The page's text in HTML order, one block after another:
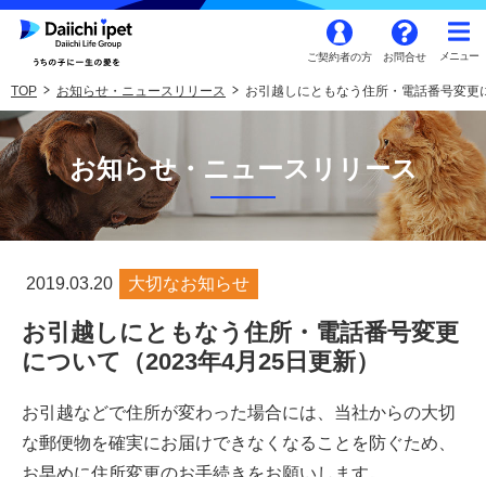
ご契約者の方 お問合せ
TOP お知らせ・ニュースリリース お引越しにともなう住所・電話番号変
お知らせ・ニュースリリース
2019.03.20 大切なお知らせ
お引越しにともなう住所・電話番号変更
について（2023年4月25日更新）
お引越などで住所が変わった場合には、当社からの大切
な郵便物を確実にお届けできなくなることを防ぐため、